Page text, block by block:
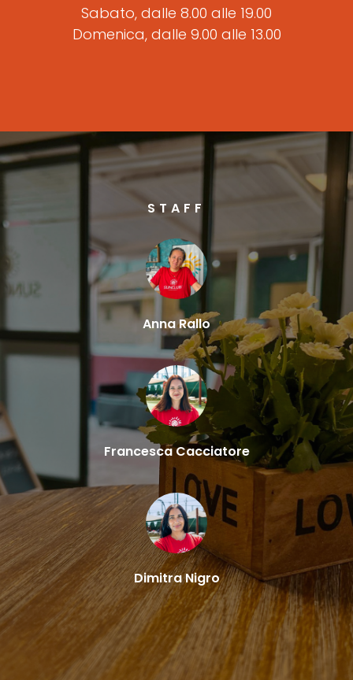
Sabato, dalle 8.00 alle 19.00
Domenica, dalle 9.00 alle 13.00
STAFF
Anna Rallo
Francesca Cacciatore
Dimitra Nigro